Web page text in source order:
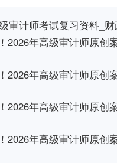
审计师考试复习资料_
2026年高级审计师原创
2026年高级审计师原创
2026年高级审计师原创
2026年高级审计师原创